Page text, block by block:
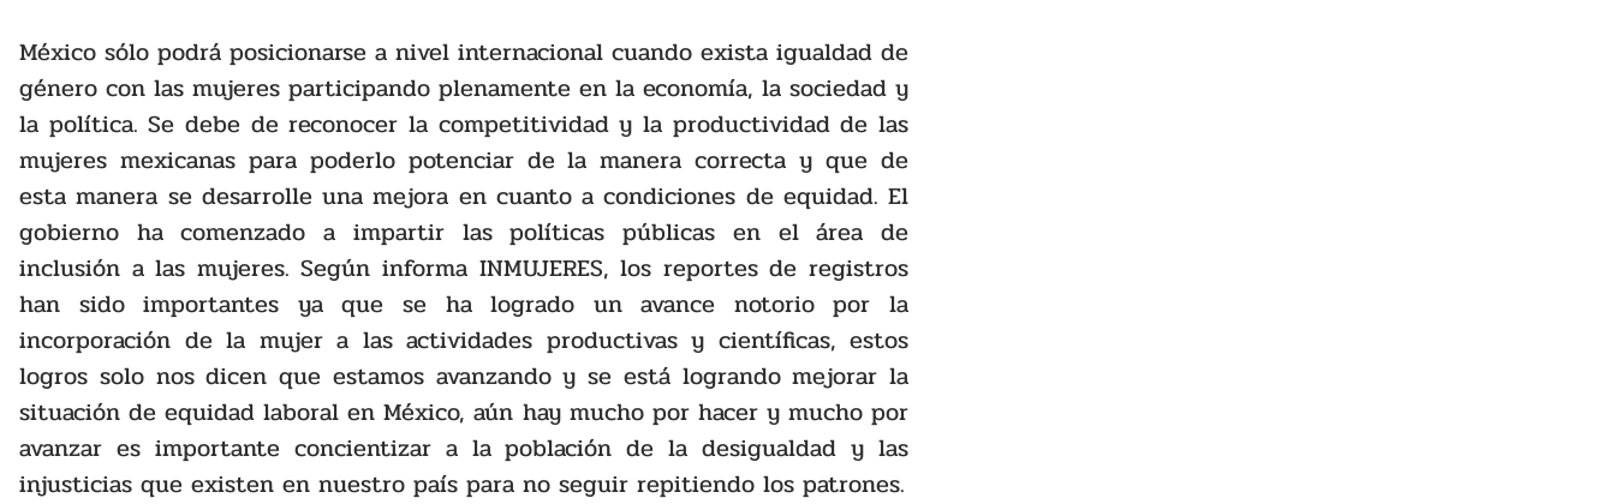
México sólo podrá posicionarse a nivel internacional cuando exista igualdad de
género con las mujeres participando plenamente en la economía, la sociedad y
la política. Se debe de reconocer la competitividad y la productividad de las
mujeres mexicanas para poderlo potenciar de la manera correcta y que de
esta manera se desarrolle una mejora en cuanto a condiciones de equidad. El
gobierno ha comenzado a impartir las políticas públicas en el área de
inclusión a las mujeres. Según informa INMUJERES, los reportes de registros
han sido importantes ya que se ha logrado un avance notorio por la
incorporación de la mujer a las actividades productivas y científicas, estos
logros solo nos dicen que estamos avanzando y se está logrando mejorar la
situación de equidad laboral en México, aún hay mucho por hacer y mucho por
avanzar es importante concientizar a la población de la desigualdad y las
injusticias que existen en nuestro país para no seguir repitiendo los patrones.